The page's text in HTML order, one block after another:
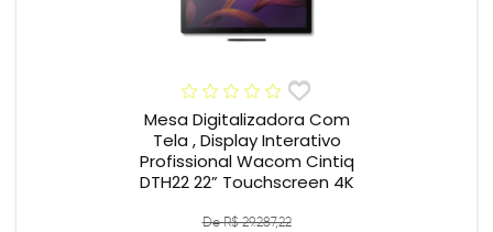
Mesa Digitalizadora Com
Tela , Display Interativo
Profissional Wacom Cintiq
DTH22 22” Touchscreen 4K
De R$ 29.287,22